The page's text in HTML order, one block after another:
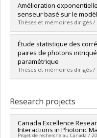
Amélioration
senseur basé sur le
Thèses et mémoires dirigés /
Graduate :Blanchard,
Cycle : Master's
Grade :M. Sc.
Lien vers le document
Étude statistique des
paires de photons
paramétrique
Thèses et mémoires dirigés /
Cycle :Master's
Grade :M. Sc.
Lien vers le document
Research projects
Canada Excellence
Interactions in Photonic
Projet de recherche au Canada /